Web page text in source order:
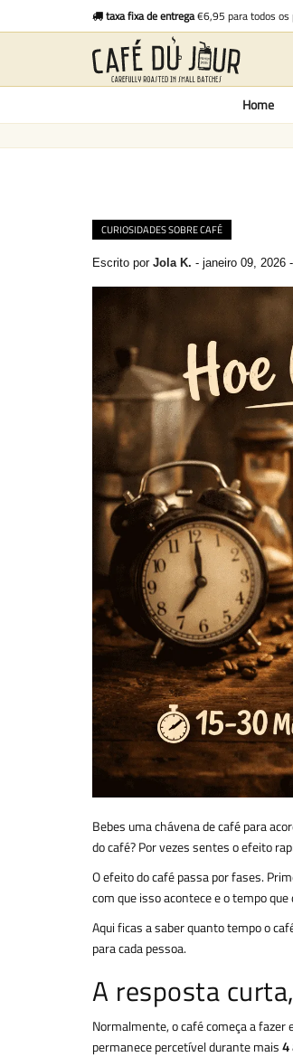
taxa fixa de entrega€6,95 para todos os
Home
CURIOSIDADES SOBRE CAFÉ
Escrito por Jola K. - janeiro 09, 2026 -
Bebes uma chávena de café para
do café? Por vezes sentes o efeito
O efeito do café passa por fases.
com que isso acontece e o tempo
Aqui ficas a saber quanto tempo o
para cada pessoa.
A resposta
Normalmente, o café começa a fazer
permanece percetível durante mais4